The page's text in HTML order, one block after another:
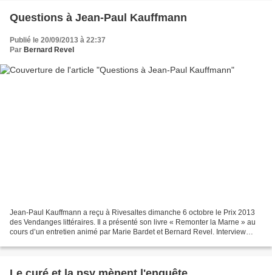
Questions à Jean-Paul Kauffmann
Publié le 20/09/2013 à 22:37
Par Bernard Revel
Jean-Paul Kauffmann a reçu à Rivesaltes dimanche 6 octobre le Prix 2013
des Vendanges littéraires. Il a présenté son livre « Remonter la Marne » au
cours d’un entretien animé par Marie Bardet et Bernard Revel. Interview